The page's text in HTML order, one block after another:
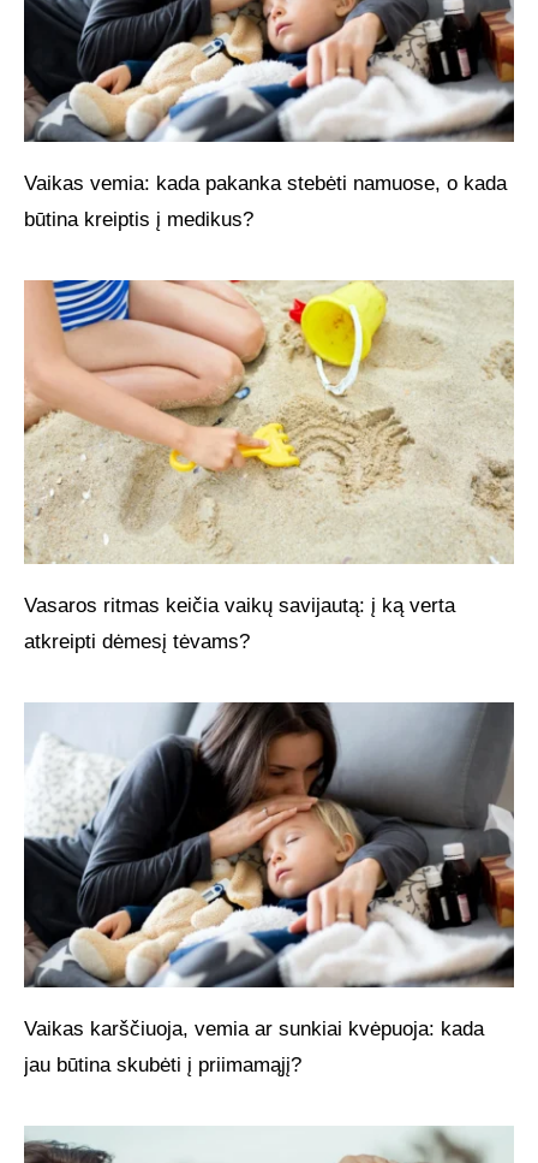
Vaikas vemia: kada pakanka stebėti namuose, o kada
būtina kreiptis į medikus?
Vasaros ritmas keičia vaikų savijautą: į ką verta
atkreipti dėmesį tėvams?
Vaikas karščiuoja, vemia ar sunkiai kvėpuoja: kada
jau būtina skubėti į priimamąjį?